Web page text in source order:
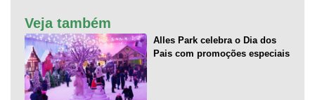
Veja também
Alles Park celebra o Dia dos
Pais com promoções especiais